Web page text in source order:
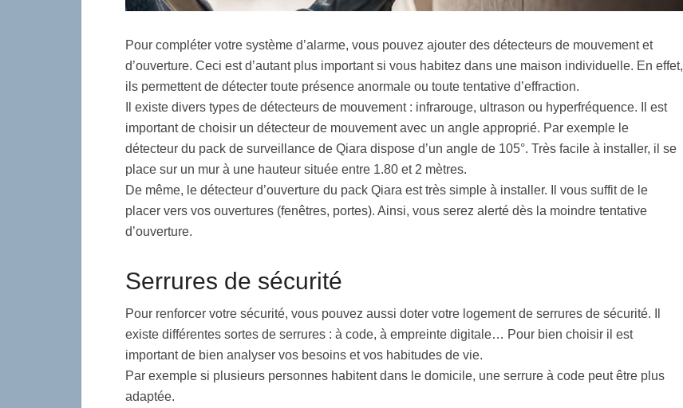
Pour compléter votre système d’alarme, vous pouvez ajouter des détecteurs de mouvement et
d’ouverture. Ceci est d’autant plus important si vous habitez dans une maison individuelle. En effet,
ils permettent de détecter toute présence anormale ou toute tentative d’effraction.
Il existe divers types de détecteurs de mouvement : infrarouge, ultrason ou hyperfréquence. Il est
important de choisir un détecteur de mouvement avec un angle approprié. Par exemple le
détecteur du pack de surveillance de Qiara dispose d’un angle de 105°. Très facile à installer, il se
place sur un mur à une hauteur située entre 1.80 et 2 mètres.
De même, le détecteur d’ouverture du pack Qiara est très simple à installer. Il vous suffit de le
placer vers vos ouvertures (fenêtres, portes). Ainsi, vous serez alerté dès la moindre tentative
d’ouverture.
Serrures de sécurité
Pour renforcer votre sécurité, vous pouvez aussi doter votre logement de serrures de sécurité. Il
existe différentes sortes de serrures : à code, à empreinte digitale… Pour bien choisir il est
important de bien analyser vos besoins et vos habitudes de vie.
Par exemple si plusieurs personnes habitent dans le domicile, une serrure à code peut être plus
adaptée.